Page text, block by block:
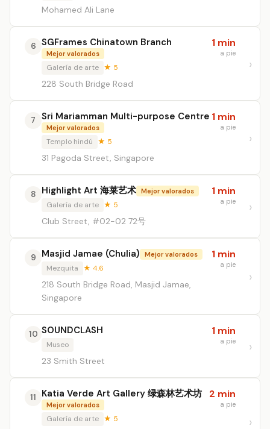
Mohamed Ali Lane
6 SGFrames Chinatown Branch
Mejor valorados
Galería de arte ★ 5
228 South Bridge Road
1 min
a pie
7 Sri Mariamman Multi-purpose Centre
Mejor valorados
Templo hindú ★ 5
31 Pagoda Street, Singapore
1 min
a pie
8 Highlight Art 海莱艺术 Mejor valorados
Galería de arte ★ 5
Club Street, #02-02 72号
1 min
a pie
9 Masjid Jamae (Chulia) Mejor valorados
Mezquita ★ 4.6
218 South Bridge Road, Masjid Jamae,
Singapore
1 min
a pie
10 SOUNDCLASH
Museo
23 Smith Street
1 min
a pie
11 Katia Verde Art Gallery 绿森林艺术坊
Mejor valorados
Galería de arte ★ 5
2 min
a pie